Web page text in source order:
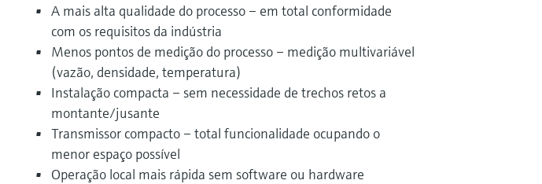
A mais alta qualidade do processo – em total conformidade
com os requisitos da indústria
Menos pontos de medição do processo – medição multivariável
(vazão, densidade, temperatura)
Instalação compacta – sem necessidade de trechos retos a
montante/jusante
Transmissor compacto – total funcionalidade ocupando o
menor espaço possível
Operação local mais rápida sem software ou hardware